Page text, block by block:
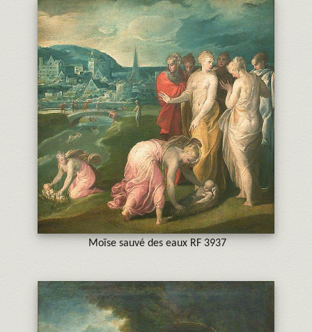
Moïse sauvé des eaux RF 3937